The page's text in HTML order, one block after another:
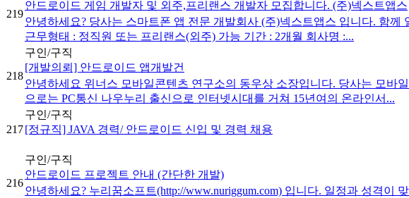
219
안드로이드 게임 개발자 및 외주,프리랜스 개발자 모집합니다. (주)넥스트앱스
안녕하세요? 당사는 스마트폰 앱 전문 개발회사 (주)넥스트앱스 입니다. 함
근무형태 : 정직원 또는 프리랜스(외주) 가능 기간 : 2개월 회사명 :...
218
구인/구직
[개발의뢰] 안드로이드 앱개발건
안녕하세요 위너스 모바일콘텐츠 연구소의 동우상 소장입니다. 당사는 모바
으로는 PC통신 나우누리 출신으로 인터넷시대를 거쳐 15년여의 온라인서...
217
구인/구직
[정규직] JAVA 경력/ 안드로이드 신입 및 경력 채용
216
구인/구직
안드로이드 프로젝트 안내 (간단한 개발)
안녕하세요? 누리꿈소프트(http://www.nuriggum.com) 입니다. 일정과 성격